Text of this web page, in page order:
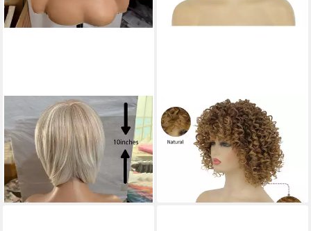
LUXUSKOLLEKTION
Kostüm-Perücke Perücke
Frauen Kurzhaar Synthetik
Bob Cosplay Halloween blond
63,95 €
lieferbar - in 3-4 Werktagen bei dir
LUXUSKOLLEKTION
Kostüm-Perücke Perücken
Afro kurz lockig 70er80er
Synthetikhaar Cosplay Blond
lieferbar - in 3-4 Werktagen bei dir